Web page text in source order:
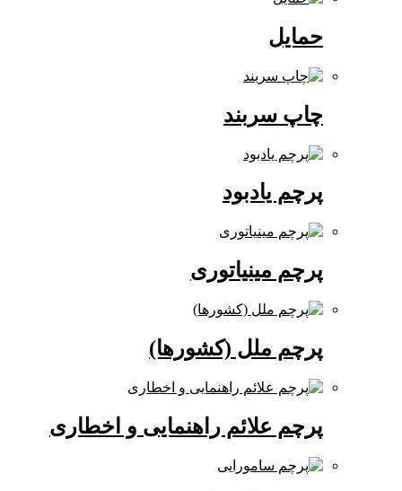
چاپ سربند
پرچم یادبود
پرچم مینیاتوری
پرچم ملل (کشورها)
پرچم علائم راهنمایی و اخطاری